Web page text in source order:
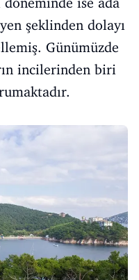
şeklinden dolayı
Günümüzde
incilerinden biri